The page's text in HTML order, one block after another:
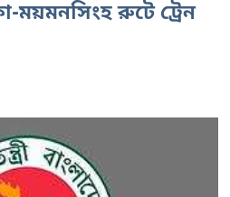
ময়মনসিংহ রুটে ট্রেন